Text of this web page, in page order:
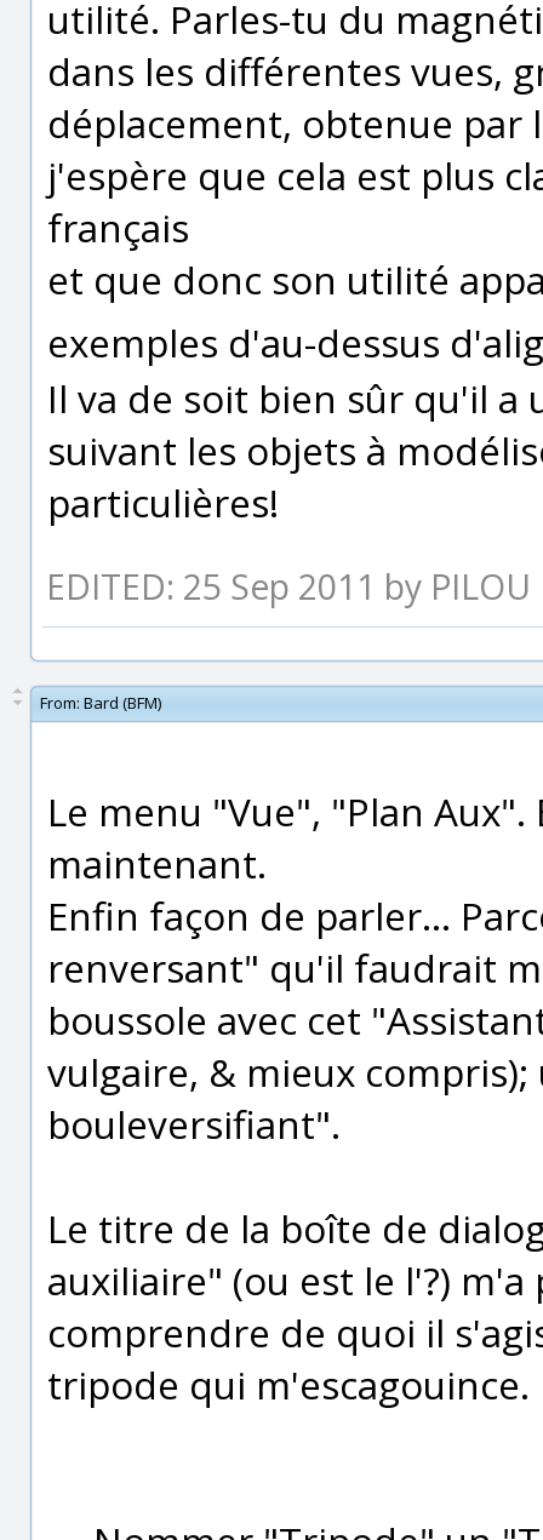
utilité. Parles-tu du
dans les différentes vues,
déplacement, obtenue par
j'espère que cela est plus
français
et que donc son utilité
exemples d'au-dessus
Il va de soit bien sûr qu'il
suivant les objets à
particulières!
EDITED: 25 Sep 2011 by PILOU
From: Bard (BFM)
Le menu "Vue", "Plan
maintenant.
Enfin façon de parler...
renversant" qu'il faudrait
boussole avec cet
vulgaire, & mieux
bouleversifiant".
Le titre de la boîte de
auxiliaire" (ou est le l'?)
comprendre de quoi il
tripode qui m'escagouince.